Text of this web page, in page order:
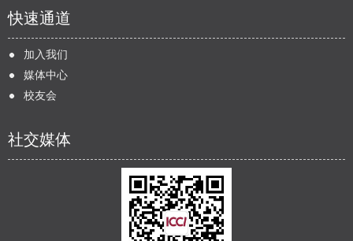
快速通道
加入我们
媒体中心
校友会
社交媒体